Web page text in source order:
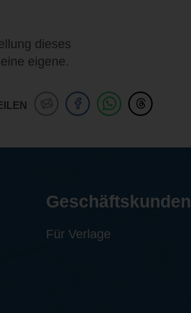
dieses
eigene.
Geschäftskunden
Für Verlage